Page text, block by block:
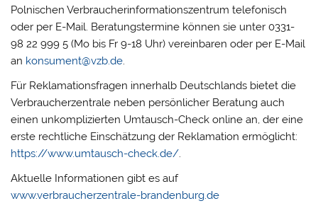
Polnischen Verbraucherinformationszentrum telefonisch
oder per E-Mail. Beratungstermine können sie unter 0331-
98 22 999 5 (Mo bis Fr 9-18 Uhr) vereinbaren oder per E-Mail
an konsument@vzb.de.
Für Reklamationsfragen innerhalb Deutschlands bietet die
Verbraucherzentrale neben persönlicher Beratung auch
einen unkomplizierten Umtausch-Check online an, der eine
erste rechtliche Einschätzung der Reklamation ermöglicht:
https://www.umtausch-check.de/.
Aktuelle Informationen gibt es auf
www.verbraucherzentrale-brandenburg.de